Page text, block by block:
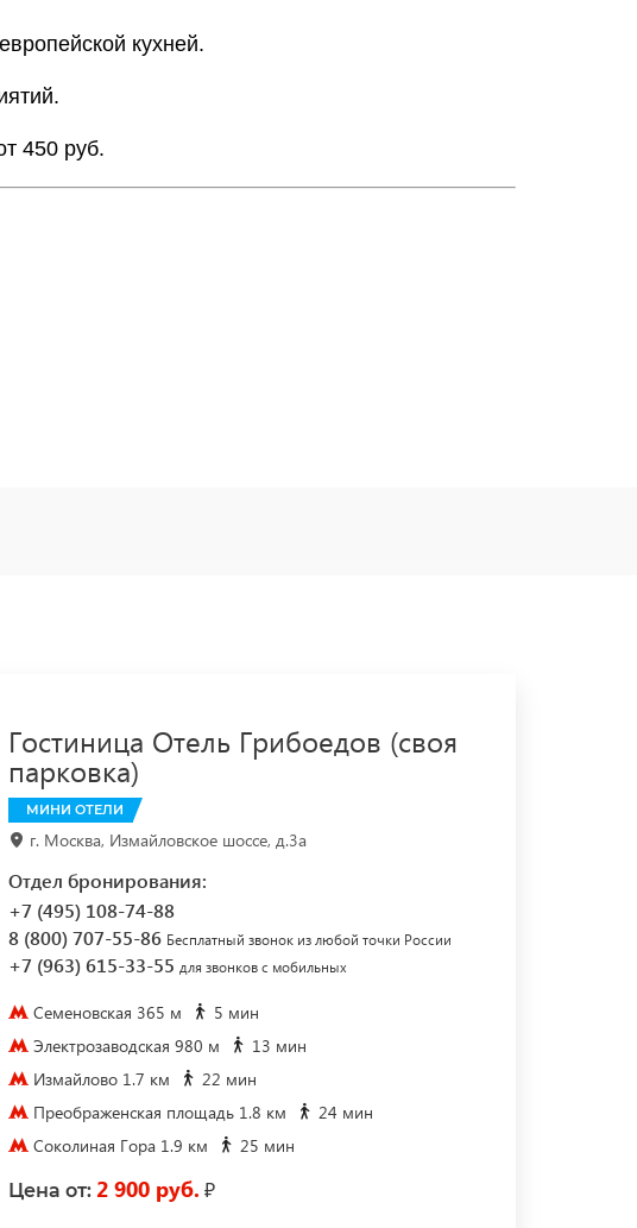
кухней.
450 руб.
Гостиница Отель Грибоедов (своя
парковка)
МИНИ ОТЕЛИ
г. Москва, Измайловское шоссе, д.3а
Отдел бронирования:
+7 (495) 108-74-88
8 (800) 707-55-86 Бесплатный звонок из любой точки России
+7 (963) 615-33-55 для звонков с мобильных
Семеновская 365 м
5 мин
Электрозаводская 980 м
13 мин
Измайлово 1.7 км
22 мин
Преображенская площадь 1.8 км
24 мин
Соколиная Гора 1.9 км
25 мин
Цена от: 2 900 руб. ₽